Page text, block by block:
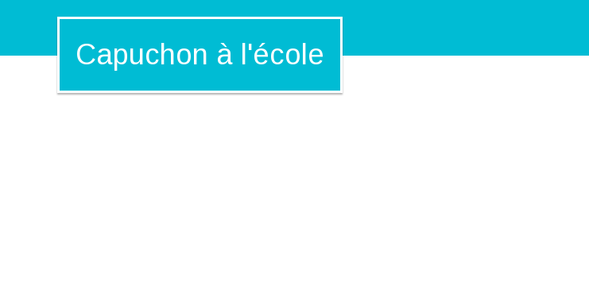
Capuchon à l'école